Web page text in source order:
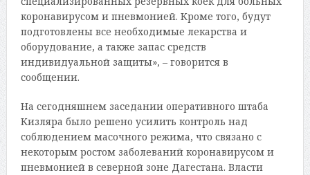
коронавирусом и пневмонией. Кроме того, будут
подготовлены все необходимые лекарства и
оборудование, а также запас средств
индивидуальной защиты», – говорится в
сообщении.
На сегодняшнем заседании оперативного штаба
Кизляра было решено усилить контроль над
соблюдением масочного режима, что связано с
некоторым ростом заболеваний коронавирусом и
пневмонией в северной зоне Дагестана. Власти